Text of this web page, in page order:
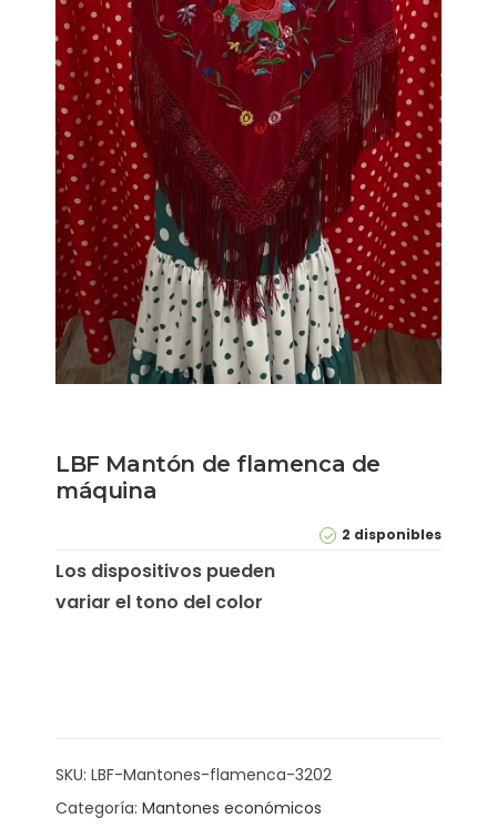
LBF Mantón de flamenca de
máquina
2 disponibles
Los dispositivos pueden
variar el tono del color
SKU: LBF-Mantones-flamenca-3202
Categoría: Mantones económicos